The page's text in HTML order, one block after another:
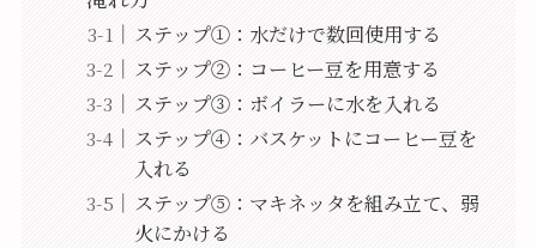
ステップ①：水だけで数回使用する
ステップ②：コーヒー豆を用意する
ステップ③：ボイラーに水を入れる
ステップ④：バスケットにコーヒー豆を
入れる
ステップ⑤：マキネッタを組み立て、弱
火にかける